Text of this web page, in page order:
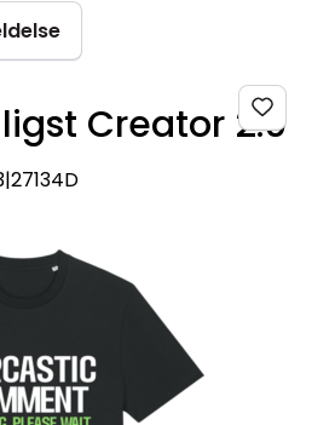
Creator 2.0